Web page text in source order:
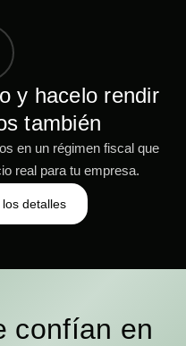
y hacelo rendir
también
en un régimen fiscal que
real para tu empresa.
detalles
confían en